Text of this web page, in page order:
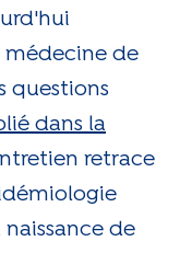
médecine de
questions
dans la
retrace
de